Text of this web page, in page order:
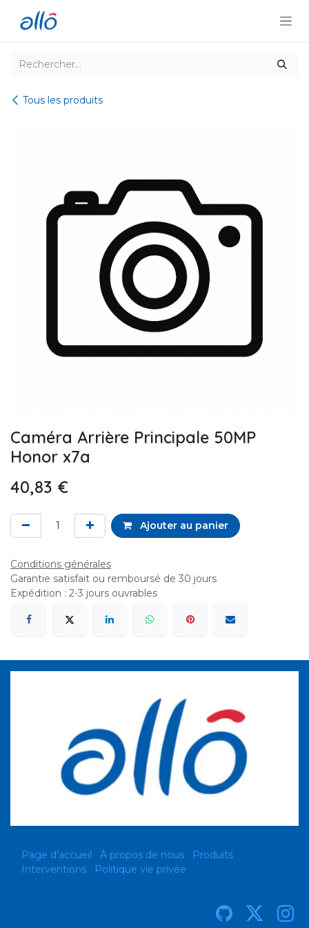
Tous les produits
Caméra Arrière Principale 50MP
Honor x7a
40,83 €
Ajouter au panier
Conditions générales
Garantie satisfait ou remboursé de 30 jours
Expédition : 2-3 jours ouvrables
Page d'accueil À propos de nous
Produits
Interventions
Politique vie privée